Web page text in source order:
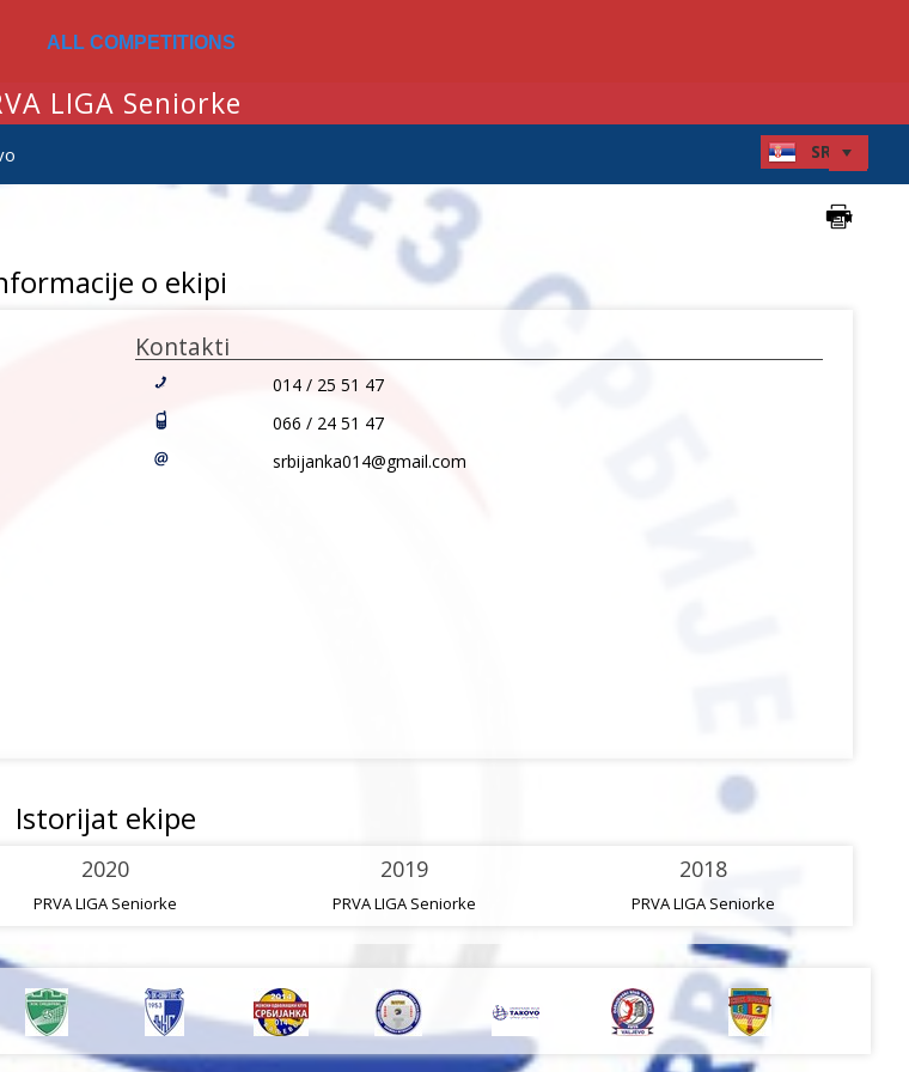
ALL COMPETITIONS
LIGA Seniorke
o ekipi
Kontakti
014 / 25 51 47
066 / 24 51 47
srbijanka014@gmail.com
Istorijat ekipe
2020
PRVA LIGA Seniorke
2019
PRVA LIGA Seniorke
2018
PRVA LIGA Seniorke